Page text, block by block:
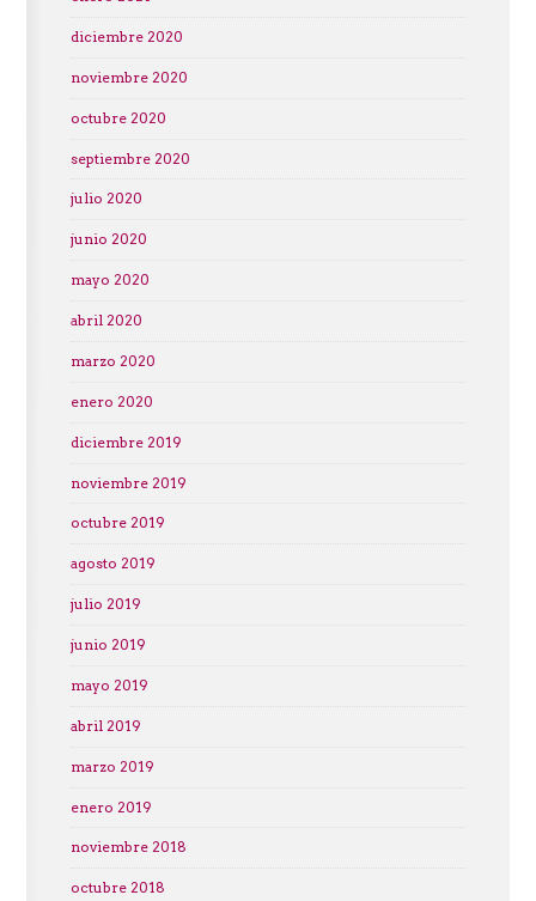
diciembre 2020
noviembre 2020
octubre 2020
septiembre 2020
julio 2020
junio 2020
mayo 2020
abril 2020
marzo 2020
enero 2020
diciembre 2019
noviembre 2019
octubre 2019
agosto 2019
julio 2019
junio 2019
mayo 2019
abril 2019
marzo 2019
enero 2019
noviembre 2018
octubre 2018